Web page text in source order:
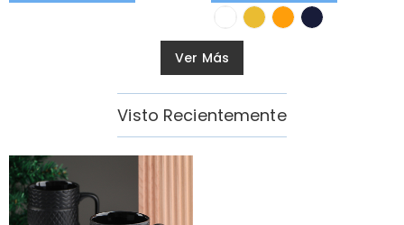
Ver Más
Visto Recientemente